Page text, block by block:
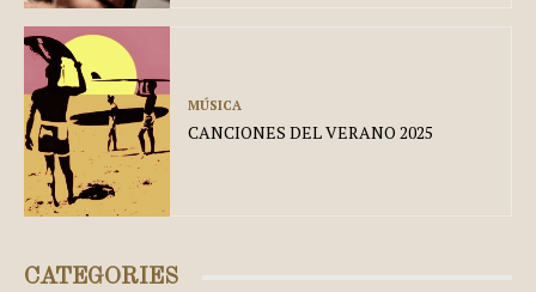
MÚSICA
CANCIONES DEL VERANO 2025
CATEGORIES